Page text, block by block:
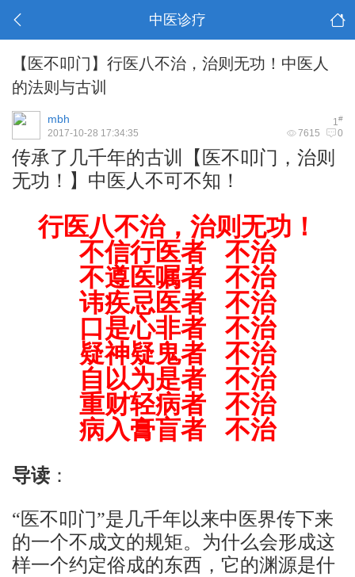
中医诊疗
【医不叩门】行医八不治，治则无功！中医人
的法则与古训
1#
mbh
7615 0
2017-10-28 17:34:35
传承了几千年的古训【医不叩门，治则
无功！】中医人不可不知！
行医八不治， 治则无功！
不信行医者 不治
不遵医嘱者 不治
讳疾忌医者 不治
口是心非者 不治
疑神疑鬼者 不治
自以为是者 不治
重财轻病者 不治
病入膏盲者 不治
导读 ：
“医不叩门”是几千年以来中医界传下来
的一个不成文的规矩。为什么会形成这
样一个约定俗成的东西，它的渊源是什